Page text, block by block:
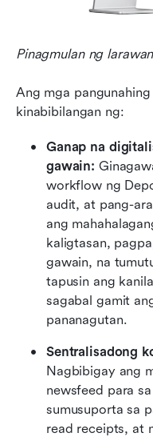
Pinagmulan ng
Ang mga
kinabibilangan ng:
Ganap na
gawain:
workflow ng
audit, at pang-
ang
kaligtasan,
gawain, na
tapusin ang
sagabal gamit
pananagutan.
Sentralisadong
Nagbibigay ang
newsfeed para
sumusuporta sa
read receipts, at